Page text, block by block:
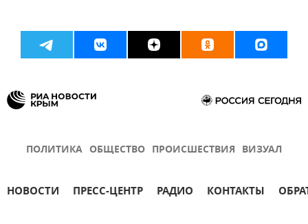
ПОЛИТИКА ОБЩЕСТВО ПРОИСШЕСТВИЯ ВИЗУАЛ
НОВОСТИ ПРЕСС-ЦЕНТР РАДИО КОНТАКТЫ